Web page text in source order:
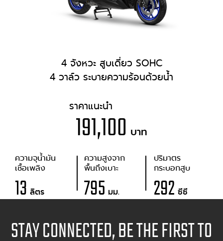
4 จังหวะ สูบเดี่ยว SOHC
4 วาล์ว ระบายความร้อนด้วยน้ำ
ราคาแนะนำ
191,100 บาท
ความจุน้ำมัน
เชื้อเพลิง
13 ลิตร
ความสูงจาก
พื้นถึงเบาะ
795 มม.
ปริมาตร
กระบอกสูบ
292 ซีซี
STAY CONNECTED, BE THE FIRST TO